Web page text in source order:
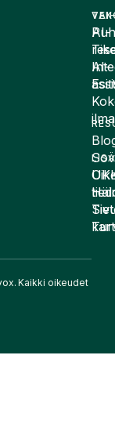
AI-
AI-
Kaikki oikeudet